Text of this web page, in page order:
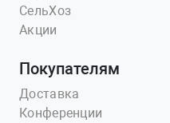
СельХоз
Акции
Покупателям
Доставка
Конференции